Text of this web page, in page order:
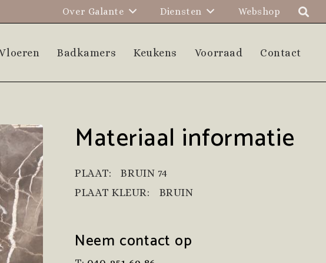
Over Galante Diensten Webshop
Badkamers Keukens Voorraad Contact
Materiaal informatie
PLAAT:
BRUIN 74
PLAAT KLEUR:
BRUIN
Neem contact op